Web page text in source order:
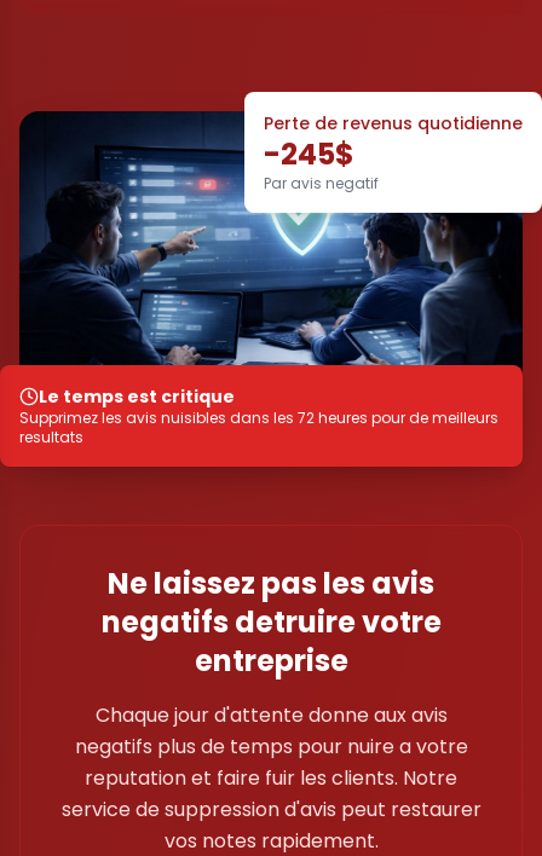
Perte de revenus quotidienne
-245$
Par avis negatif
Le temps est critique
Supprimez les avis nuisibles dans les 72 heures pour de meilleurs
resultats
Ne laissez pas les avis
negatifs detruire votre
entreprise
Chaque jour d'attente donne aux avis
negatifs plus de temps pour nuire a votre
reputation et faire fuir les clients. Notre
service de suppression d'avis peut restaurer
vos notes rapidement.